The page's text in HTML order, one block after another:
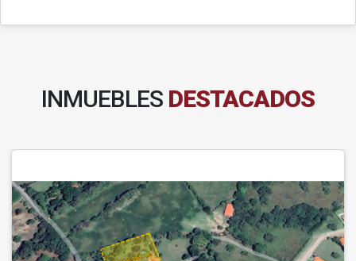
INMUEBLES DESTACADOS